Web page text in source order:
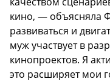
кино, — объясняла
развиваться и
муж участвует в
кинопроектов. Я
это расширяет мои